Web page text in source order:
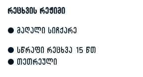
რეცხვის რეჟიმი
• მაღალი სიჩქარე
• სწრაფი რეცხვა 15 წთ
• თეთრეული